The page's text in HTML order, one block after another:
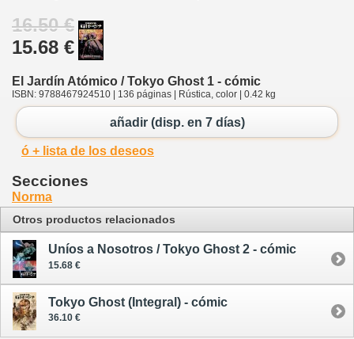
16.50 €
15.68 €
El Jardín Atómico / Tokyo Ghost 1 - cómic
ISBN: 9788467924510 | 136 páginas | Rústica, color | 0.42 kg
añadir (disp. en 7 días)
ó + lista de los deseos
Secciones
Norma
Otros productos relacionados
Uníos a Nosotros / Tokyo Ghost 2 - cómic
15.68 €
Tokyo Ghost (Integral) - cómic
36.10 €